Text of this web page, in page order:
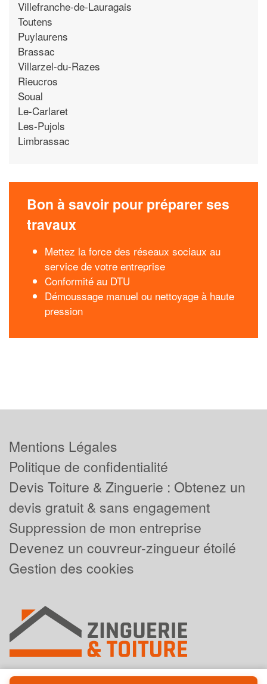
Villefranche-de-Lauragais
Toutens
Puylaurens
Brassac
Villarzel-du-Razes
Rieucros
Soual
Le-Carlaret
Les-Pujols
Limbrassac
Bon à savoir pour préparer ses
travaux
Mettez la force des réseaux sociaux au
service de votre entreprise
Conformité au DTU
Démoussage manuel ou nettoyage à haute
pression
Mentions Légales
Politique de confidentialité
Devis Toiture & Zinguerie : Obtenez un
devis gratuit & sans engagement
Suppression de mon entreprise
Devenez un couvreur-zingueur étoilé
Gestion des cookies